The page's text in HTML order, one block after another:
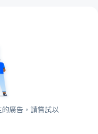
廣告，請嘗試以